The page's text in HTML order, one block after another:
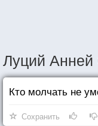
Луций Анней
Кто молчать не
Сохранить